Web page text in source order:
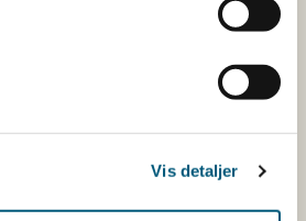
Vis detaljer